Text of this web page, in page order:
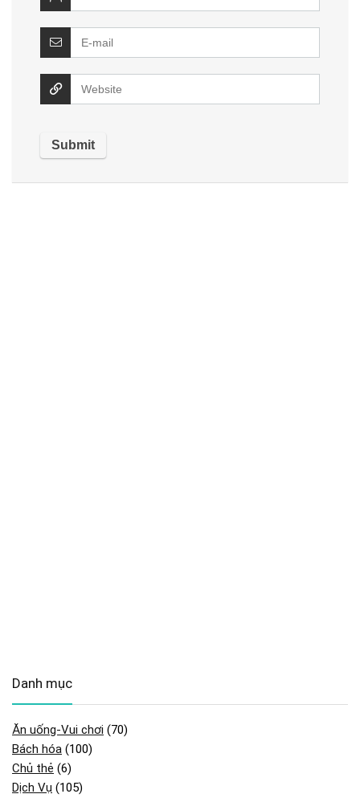
Danh mục
Ăn uống-Vui chơi (70)
Bách hóa (100)
Chủ thẻ (6)
Dịch Vụ (105)